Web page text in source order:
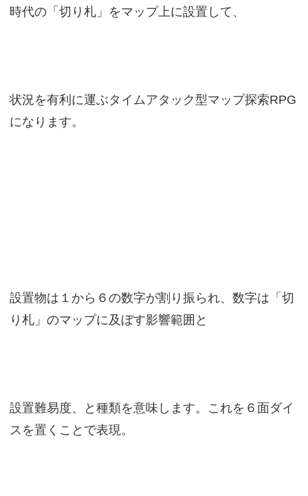
時代の「切り札」をマップ上に設置して、
状況を有利に運ぶタイムアタック型マップ探索RPG
になります。
設置物は１から６の数字が割り振られ、数字は「切
り札」のマップに及ぼす影響範囲と
設置難易度、と種類を意味します。これを６面ダイ
スを置くことで表現。